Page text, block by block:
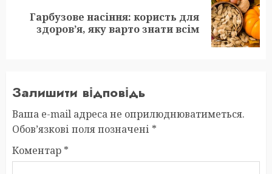
Next
post:
Гарбузове насіння: користь для
здоров’я, яку варто знати всім
Залишити відповідь
Ваша e-mail адреса не оприлюднюватиметься.
Обов’язкові поля позначені *
Коментар *